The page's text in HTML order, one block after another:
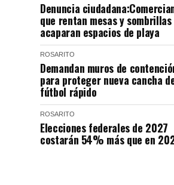
Denuncia
que rentan mesas y sombrillas
acaparan espacios de playa
ROSARITO
Demandan muros de
para proteger nueva cancha
fútbol rápido
ROSARITO
Elecciones federales de 2027
costarán 54% más que en